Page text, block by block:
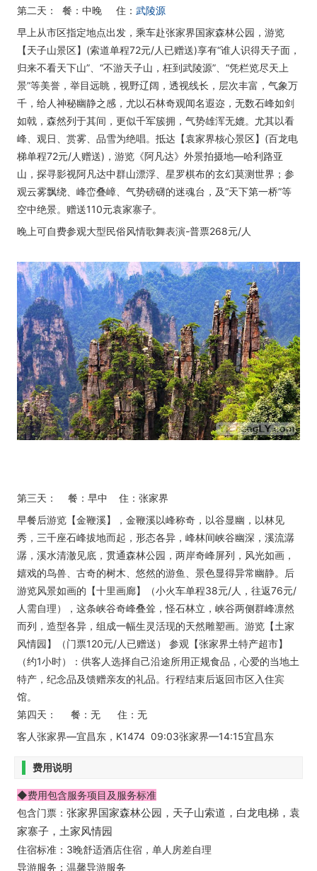
第二天： 餐：中晚 住： 武陵源
早上从市区指定地点出发，乘车赴张家界国家森林公园，游览
【天子山景区】(索道单程72元/人已赠送)享有“谁人识得天子面，
归来不看天下山”、“不游天子山，枉到武陵源”、“凭栏览尽天上
景”等美誉，举目远眺，视野辽阔，透视线长，层次丰富，气象万
千，给人神秘幽静之感，尤以石林奇观闻名遐迩，无数石峰如剑
如戟，森然列于其间，更似千军簇拥，气势雄浑无媲。尤其以看
峰、观日、赏雾、品雪为绝唱。抵达【袁家界核心景区】(百龙电
梯单程72元/人赠送)，游览《阿凡达》外景拍摄地—哈利路亚
山，探寻影视阿凡达中群山漂浮、星罗棋布的玄幻莫测世界；参
观云雾飘绕、峰峦叠嶂、气势磅礴的迷魂台，及“天下第一桥”等
空中绝景。赠送110元袁家寨子。
晚上可自费参观大型民俗风情歌舞表演-普票268元/人
第三天： 餐：早中 住：张家界
早餐后游览【金鞭溪】，金鞭溪以峰称奇，以谷显幽，以林见
秀，三千座石峰拔地而起，形态各异，峰林间峡谷幽深，溪流潺
潺，溪水清澈见底，贯通森林公园，两岸奇峰屏列，风光如画，
嬉戏的鸟兽、古奇的树木、悠然的游鱼、景色显得异常幽静。后
游览风景如画的【十里画廊】（小火车单程38元/人，往返76元/
人需自理），这条峡谷奇峰叠耸，怪石林立，峡谷两侧群峰凛然
而列，造型各异，组成一幅生灵活现的天然雕塑画。游览【土家
风情园】（门票120元/人已赠送） 参观【张家界土特产超市】
（约1小时）：供客人选择自己沿途所用正规食品，心爱的当地土
特产，纪念品及馈赠亲友的礼品。行程结束后返回市区入住宾
馆。
第四天： 餐：无 住：无
客人张家界—宜昌东，K1474 09:03张家界—14:15宜昌东
费用说明
◆费用包含服务项目及服务标准
包含门票： 张家界国家森林公园，天子山索道，白龙电梯，袁
家寨子，土家风情园
住宿标准：3晚舒适酒店住宿，单人房差自理
导游服务：温馨导游服务